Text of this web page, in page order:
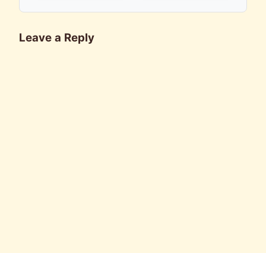
Leave a Reply